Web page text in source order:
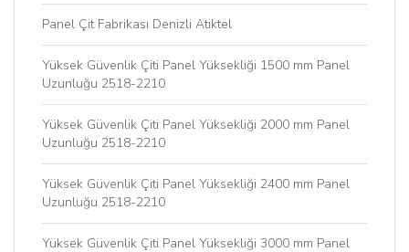
Panel Çit Fabrikası Denizli Atiktel
Yüksek Güvenlik Çiti Panel Yüksekliği 1500 mm Panel
Uzunluğu 2518-2210
Yüksek Güvenlik Çiti Panel Yüksekliği 2000 mm Panel
Uzunluğu 2518-2210
Yüksek Güvenlik Çiti Panel Yüksekliği 2400 mm Panel
Uzunluğu 2518-2210
Yüksek Güvenlik Çiti Panel Yüksekliği 3000 mm Panel